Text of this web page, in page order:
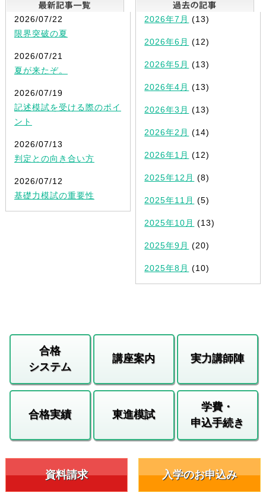
2026/07/22
限界突破の夏
2026/07/21
夏が来たぞ。
2026/07/19
記述模試を受ける際のポイ
ント
2026/07/13
判定との向き合い方
2026/07/12
基礎力模試の重要性
2026年7月 (13)
2026年6月 (12)
2026年5月 (13)
2026年4月 (13)
2026年3月 (13)
2026年2月 (14)
2026年1月 (12)
2025年12月 (8)
2025年11月 (5)
2025年10月 (13)
2025年9月 (20)
2025年8月 (10)
合格
システム
講座案内 実力講師陣
合格実績 東進模試
学費・
申込手続き
資料請求 入学のお申込み